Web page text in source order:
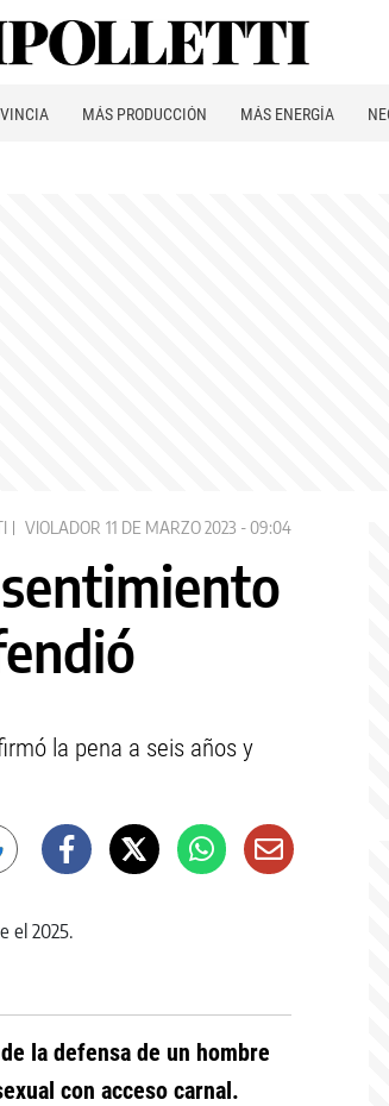
MÁS PRODUCCIÓN MÁS ENERGÍA
VIOLADOR 11 DE MARZO 2023 - 09:04
la pena a seis años y
la defensa de un hombre
con acceso carnal.